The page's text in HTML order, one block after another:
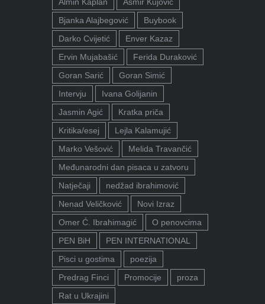
Bjanka Alajbegović
Buybook
Darko Cvijetić
Enver Kazaz
Ervin Mujabašić
Ferida Duraković
Goran Sarić
Goran Simić
Intervju
Ivana Golijanin
Jasmin Agić
Kratka priča
Kritika/esej
Lejla Kalamujić
Marko Vešović
Melida Travančić
Međunarodni dan pisaca u zatvoru
Natječaji
nedžad ibrahimović
Nenad Veličković
Novi Izraz
Omer Ć. Ibrahimagić
O penovcima
PEN BiH
PEN INTERNATIONAL
Pisci u gostima
poezija
Predrag Finci
Promocije
proza
Rat u Ukrajini